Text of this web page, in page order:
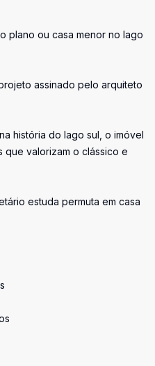
plano ou casa menor no lago
assinado pelo arquiteto
história do lago sul, o imóvel
que valorizam o clássico e
estuda permuta em casa